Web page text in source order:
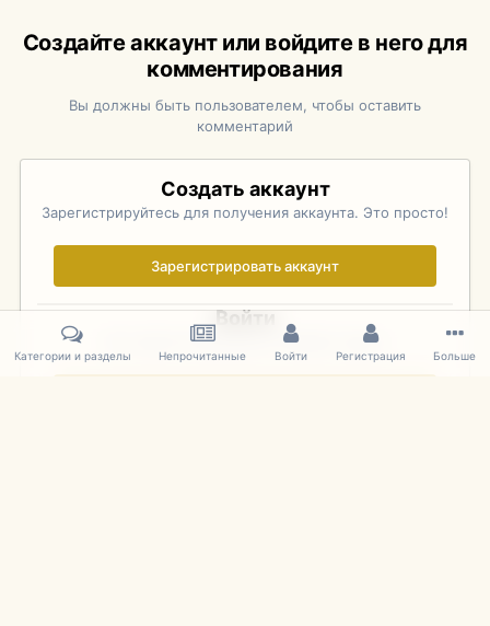
Создайте аккаунт или войдите в него для
комментирования
Вы должны быть пользователем, чтобы оставить
комментарий
Создать аккаунт
Зарегистрируйтесь для получения аккаунта. Это просто!
Зарегистрировать аккаунт
Войти
Уже зарегистрированы? Войдите здесь.
Категории и разделы Непрочитанные Войти Регистрация Больше